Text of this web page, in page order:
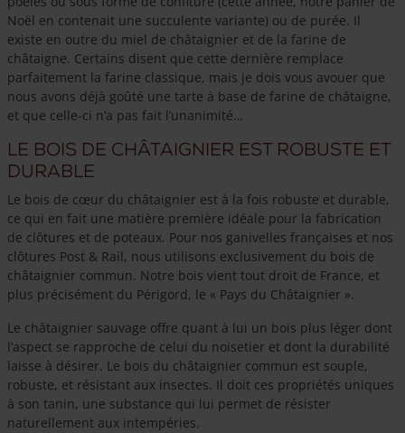
Noël en contenait une succulente variante) ou de purée. Il
existe en outre du miel de châtaignier et de la farine de
châtaigne. Certains disent que cette dernière remplace
parfaitement la farine classique, mais je dois vous avouer que
nous avons déjà goûté une tarte à base de farine de châtaigne,
et que celle-ci n’a pas fait l’unanimité…
Le bois de châtaignier est robuste et
durable
Le bois de cœur du châtaignier est à la fois robuste et durable,
ce qui en fait une matière première idéale pour la fabrication
de clôtures et de poteaux. Pour nos ganivelles françaises et nos
clôtures Post & Rail, nous utilisons exclusivement du bois de
châtaignier commun. Notre bois vient tout droit de France, et
plus précisément du Périgord, le « Pays du Châtaignier ».
Le châtaignier sauvage offre quant à lui un bois plus léger dont
l’aspect se rapproche de celui du noisetier et dont la durabilité
laisse à désirer. Le bois du châtaignier commun est souple,
robuste, et résistant aux insectes. Il doit ces propriétés uniques
à son tanin, une substance qui lui permet de résister
naturellement aux intempéries.